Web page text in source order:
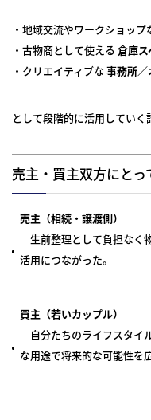
・地域交流やワークショップ
・古物商として使える 倉庫ス
・クリエイティブな 事務所／
として段階的に活用していく
売主・買主双方にとっ
売主（相続・譲渡側）
生前整理として負担なく
活用につながった。
買主（若いカップル）
自分たちのライフスタイ
な用途で将来的な可能性を